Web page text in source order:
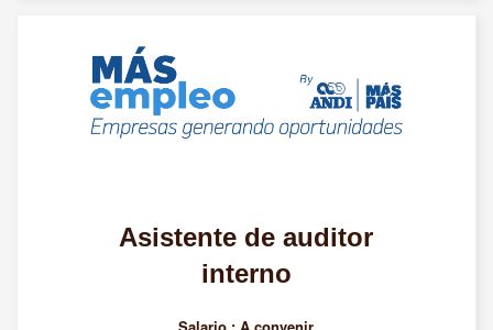
Asistente de auditor
interno